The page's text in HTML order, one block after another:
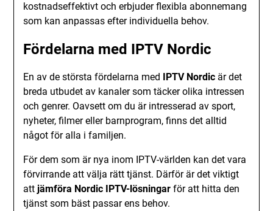
kostnadseffektivt och erbjuder flexibla abonnemang
som kan anpassas efter individuella behov.
Fördelarna med IPTV Nordic
En av de största fördelarna med IPTV Nordic är det
breda utbudet av kanaler som täcker olika intressen
och genrer. Oavsett om du är intresserad av sport,
nyheter, filmer eller barnprogram, finns det alltid
något för alla i familjen.
För dem som är nya inom IPTV-världen kan det vara
förvirrande att välja rätt tjänst. Därför är det viktigt
attjämföra Nordic IPTV-lösningar för att hitta den
tjänst som bäst passar ens behov.